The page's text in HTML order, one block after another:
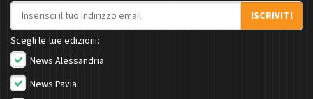
Indirizzo email
ISCRIVITI
Scegli le tue edizioni:
News Alessandria
News Pavia